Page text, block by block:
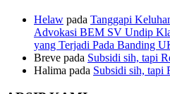
Helaw pada Tanggapi
Advokasi BEM SV Undip
yang Terjadi Pada Banding
Breve pada Subsidi sih, tapi
Halima pada Subsidi sih, tapi